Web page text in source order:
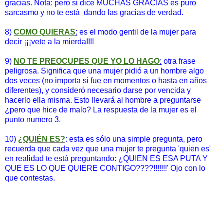
gracias. Nota: pero si dice MUCHAS GRACIAS es puro
sarcasmo y no te está dando las gracias de verdad.
8) COMO QUIERAS: es el modo gentil de la mujer para
decir ¡¡¡vete a la mierda!!!!
9) NO TE PREOCUPES QUE YO LO HAGO: otra frase
peligrosa. Significa que una mujer pidió a un hombre algo
dos veces (no importa si fue en momentos o hasta en años
diferentes), y consideró necesario darse por vencida y
hacerlo ella misma. Esto llevará al hombre a preguntarse
¿pero que hice de malo? La respuesta de la mujer es el
punto numero 3.
10) ¿QUIÉN ES?: esta es sólo una simple pregunta, pero
recuerda que cada vez que una mujer te pregunta 'quien es'
en realidad te está preguntando: ¿QUIEN ES ESA PUTA Y
QUE ES LO QUE QUIERE CONTIGO????!!!!!!!' Ojo con lo
que contestas.